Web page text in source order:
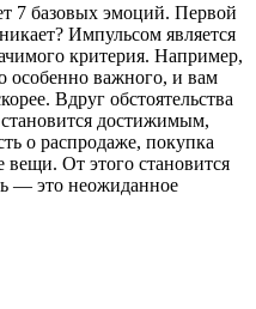
7 базовых эмоций. Первой
Импульсом является
критерия. Например,
особенно важного, и вам
Вдруг обстоятельства
достижимым,
о распродаже, покупка
вещи. От этого становится
— это неожиданное